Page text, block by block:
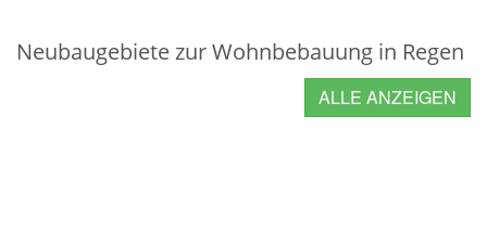
Neubaugebiete zur Wohnbebauung in Regen
ALLE ANZEIGEN